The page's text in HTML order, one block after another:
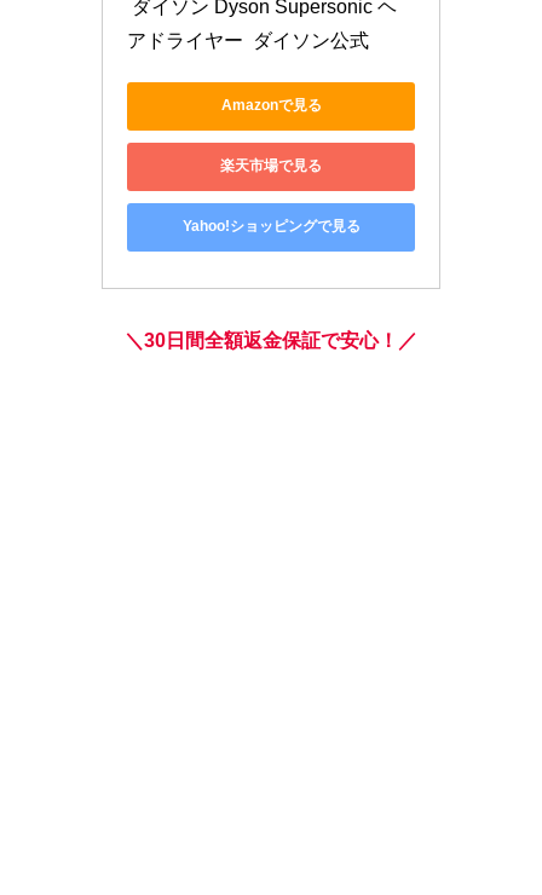
アドライヤー  ダイソン公式
Amazonで見る
楽天市場で見る
Yahoo!ショッピングで見る
＼30日間全額返金保証で安心！／